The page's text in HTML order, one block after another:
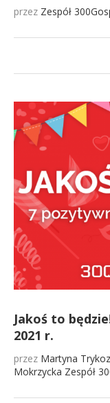
przez Zespół
Jakoś to
2021 r.
przez Martyna
Mokrzycka Zespół